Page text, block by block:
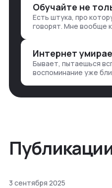
продажи, заявки,
— все ручками
Есть штука, про
говорят. Мне вообще
хватаешь у клиента:
Бывает, пытаешься
воспоминание уже
неделями, если
3 сентября 2025